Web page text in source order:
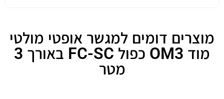
מוצרים דומים למגשר אופטי מולטי
מוד OM3 כפול FC-SC באורך 3
מטר